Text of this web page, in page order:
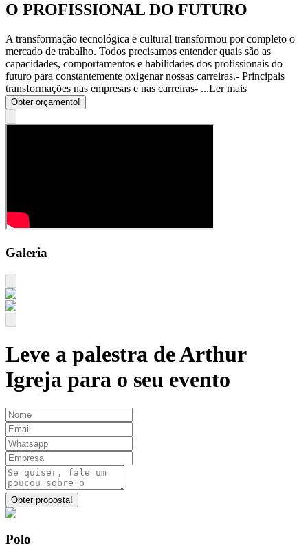
O PROFISSIONAL DO FUTURO
A transformação tecnológica e cultural transformou por completo o
mercado de trabalho. Todos precisamos entender quais são as
capacidades, comportamentos e habilidades dos profissionais do
futuro para constantemente oxigenar nossas carreiras.- Principais
transformações nas empresas e nas carreiras- ...Ler mais
Obter orçamento!
Galeria
Leve a palestra deArthur
Igreja para o seu evento
Obter proposta!
Polo